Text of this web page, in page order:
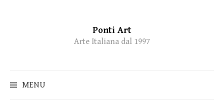
Ponti Art
Arte Italiana dal 1997
MENU